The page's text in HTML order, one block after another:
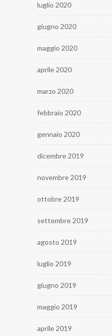
luglio 2020
giugno 2020
maggio 2020
aprile 2020
marzo 2020
febbraio 2020
gennaio 2020
dicembre 2019
novembre 2019
ottobre 2019
settembre 2019
agosto 2019
luglio 2019
giugno 2019
maggio 2019
aprile 2019